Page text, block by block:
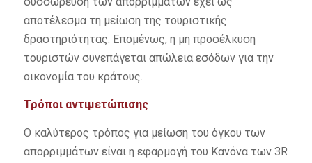
αποτέλεσμα τη μείωση της τουριστικής
δραστηριότητας. Επομένως, η μη προσέλκυση
τουριστών συνεπάγεται απώλεια εσόδων για την
οικονομία του κράτους.
Τρόποι αντιμετώπισης
Ο καλύτερος τρόπος για μείωση του όγκου των
απορριμμάτων είναι η εφαρμογή του Κανόνα των 3R